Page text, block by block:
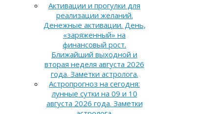
Активации и прогулки для
реализации желаний.
Денежные активации. День,
«заряженный» на
финансовый рост.
Ближайший выходной и
вторая неделя августа 2026
года. Заметки астролога.
Астропрогноз на сегодня:
лунные сутки на 09 и 10
августа 2026 года. Заметки